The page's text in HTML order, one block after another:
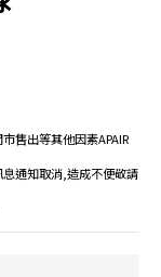
售出等其他因素APAIR
息通知取消,造成不便敬請